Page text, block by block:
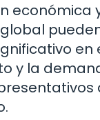
económica
en
y la